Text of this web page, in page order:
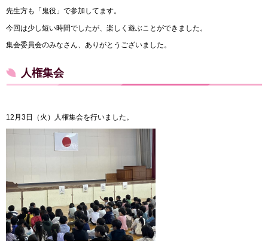
先生方も「鬼役」で参加してます。
今回は少し短い時間でしたが、楽しく遊ぶことができました。
集会委員会のみなさん、ありがとうございました。
人権集会
12月3日（火）人権集会を行いました。